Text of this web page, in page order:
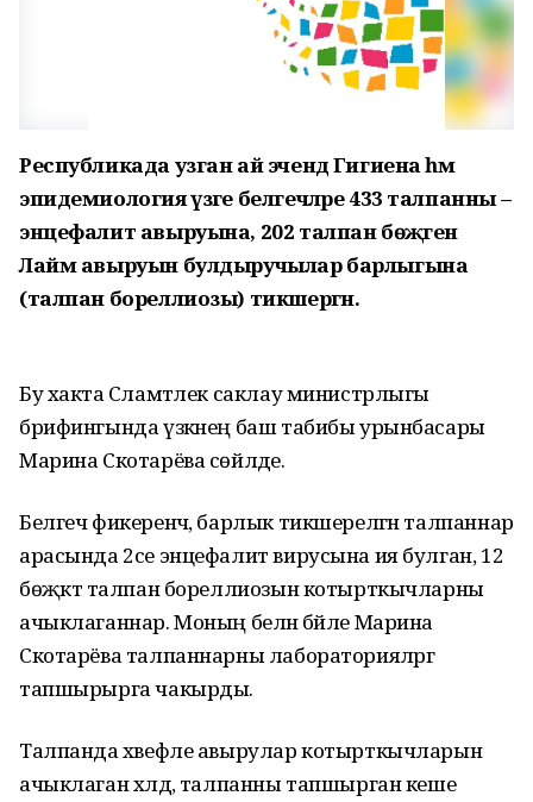
Республикада узган ай эчендә Гигиена һәм
эпидемиология үзәге белгечләре 433 талпанны –
энцефалит авыруына, 202 талпан бөҗәген
Лайм авыруын булдыручылар барлыгына
(талпан бореллиозы) тикшергән.
Бу хакта Сәламәтлек саклау министрлыгы
брифингында үзәкнең баш табибы урынбасары
Марина Скотарёва сөйләде.
Белгеч фикеренчә, барлык тикшерелгән талпаннар
арасында 2се энцефалит вирусына ия булган, 12
бөҗәктә талпан бореллиозын котырткычларны
ачыклаганнар. Моның белән бәйле Марина
Скотарёва талпаннарны лабораторияләргә
тапшырырга чакырды.
Талпанда хәвефле авырулар котырткычларын
ачыклаган хәлдә, талпанны тапшырган кеше